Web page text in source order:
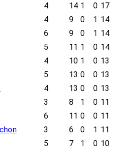
4 14 1 0 17
4 9 0 1 14
6 9 0 1 14
5 11 1 0 14
4 10 1 0 13
5 13 0 0 13
4 13 0 0 13
3 8 1 0 11
6 11 0 0 11
3 6 0 1 11
5 7 1 0 10